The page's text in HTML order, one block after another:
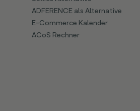
ADFERENCE als Alternative
E-Commerce Kalender
ACoS Rechner